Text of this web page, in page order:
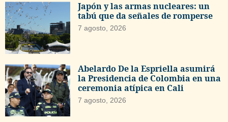
Japón y las armas nucleares: un
tabú que da señales de romperse
7 agosto, 2026
Abelardo De la Espriella asumirá
la Presidencia de Colombia en una
ceremonia atípica en Cali
7 agosto, 2026